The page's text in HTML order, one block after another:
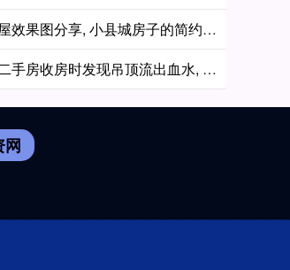
达道宝 全屋效果图分享, 小县城房子的简约风格
易速宝 买二手房收房时发现吊顶流出血水, 警方介入;原房东疑因“卖亏了”在房中藏死鸡报复, 民警、中介均建议起诉
网